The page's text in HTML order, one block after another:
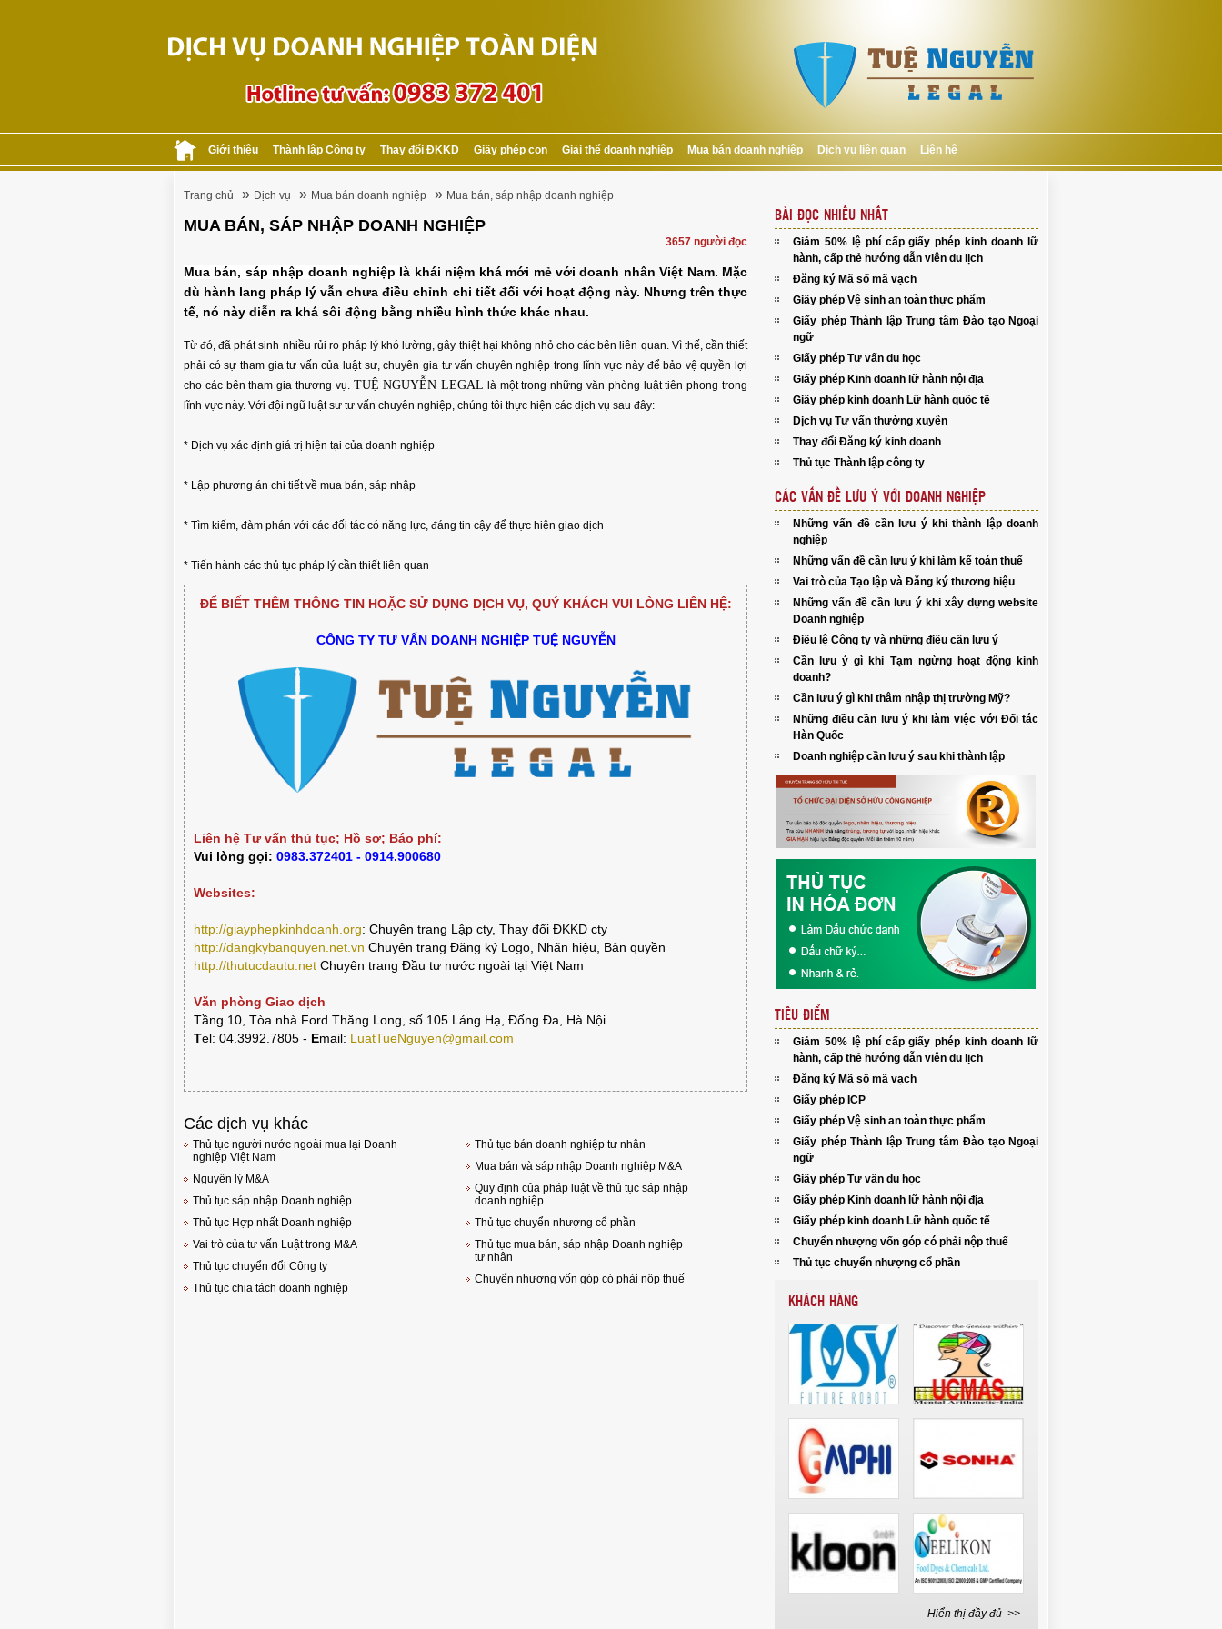
Giới thiệu Thành lập Công ty Thay đổi ĐKKD Giấy phép con Giải thể doanh nghiệp Mua bán doanh nghiệp Dịch vụ liên quan Liên hệ
Trang chủ » Dịch vụ » Mua bán doanh nghiệp » Mua bán, sáp nhập doanh nghiệp
MUA BÁN, SÁP NHẬP DOANH NGHIỆP
3657 người đọc
Mua bán, sáp nhập doanh nghiệp là khái niệm khá mới mẻ với doanh nhân Việt Nam. Mặc
dù hành lang pháp lý vẫn chưa điều chỉnh chi tiết đối với hoạt động này. Nhưng trên thực
tế, nó này diễn ra khá sôi động bằng nhiều hình thức khác nhau.
Từ đó, đã phát sinh nhiều rủi ro pháp lý khó lường, gây thiệt hại không nhỏ cho các bên liên quan. Vì thế, cần thiết
phải có sự tham gia tư vấn của luật sư, chuyên gia tư vấn chuyên nghiệp trong lĩnh vực này để bảo vệ quyền lợi
cho các bên tham gia thương vụ. TUỆ NGUYỄN LEGAL là một trong những văn phòng luật tiên phong trong
lĩnh vực này. Với đội ngũ luật sư tư vấn chuyên nghiệp, chúng tôi thực hiện các dịch vụ sau đây:
* Dịch vụ xác định giá trị hiện tại của doanh nghiệp
* Lập phương án chi tiết về mua bán, sáp nhập
* Tìm kiếm, đàm phán với các đối tác có năng lực, đáng tin cậy để thực hiện giao dịch
* Tiến hành các thủ tục pháp lý cần thiết liên quan
ĐỂ BIẾT THÊM THÔNG TIN HOẶC SỬ DỤNG DỊCH VỤ, QUÝ KHÁCH VUI LÒNG LIÊN HỆ:
CÔNG TY TƯ VẤN DOANH NGHIỆP TUỆ NGUYỄN
Liên hệ Tư vấn thủ tục; Hồ sơ; Báo phí:
Vui lòng gọi: 0983.372401 - 0914.900680
Websites:
http://giayphepkinhdoanh.org: Chuyên trang Lập cty, Thay đổi ĐKKD cty
http://dangkybanquyen.net.vn Chuyên trang Đăng ký Logo, Nhãn hiệu, Bản quyền
http://thutucdautu.net Chuyên trang Đầu tư nước ngoài tại Việt Nam
Văn phòng Giao dịch
Tầng 10, Tòa nhà Ford Thăng Long, số 105 Láng Hạ, Đống Đa, Hà Nội
Tel: 04.3992.7805 - Email: LuatTueNguyen@gmail.com
Các dịch vụ khác
Thủ tục người nước ngoài mua lại Doanh
nghiệp Việt Nam
Nguyên lý M&A
Thủ tục sáp nhập Doanh nghiệp
Thủ tục Hợp nhất Doanh nghiệp
Vai trò của tư vấn Luật trong M&A
Thủ tục chuyển đổi Công ty
Thủ tục chia tách doanh nghiệp
Thủ tục bán doanh nghiệp tư nhân
Mua bán và sáp nhập Doanh nghiệp M&A
Quy định của pháp luật về thủ tục sáp nhập
doanh nghiệp
Thủ tục chuyển nhượng cổ phần
Thủ tục mua bán, sáp nhập Doanh nghiệp
tư nhân
Chuyển nhượng vốn góp có phải nộp thuế
BÀI ĐỌC NHIỀU NHẤT
Giảm 50% lệ phí cấp giấy phép kinh doanh lữ
hành, cấp thẻ hướng dẫn viên du lịch
Đăng ký Mã số mã vạch
Giấy phép Vệ sinh an toàn thực phẩm
Giấy phép Thành lập Trung tâm Đào tạo Ngoại
ngữ
Giấy phép Tư vấn du học
Giấy phép Kinh doanh lữ hành nội địa
Giấy phép kinh doanh Lữ hành quốc tế
Dịch vụ Tư vấn thường xuyên
Thay đổi Đăng ký kinh doanh
Thủ tục Thành lập công ty
CÁC VẤN ĐỀ LƯU Ý VỚI DOANH NGHIỆP
Những vấn đề cần lưu ý khi thành lập doanh
nghiệp
Những vấn đề cần lưu ý khi làm kế toán thuế
Vai trò của Tạo lập và Đăng ký thương hiệu
Những vấn đề cần lưu ý khi xây dựng website
Doanh nghiệp
Điều lệ Công ty và những điều cần lưu ý
Cần lưu ý gì khi Tạm ngừng hoạt động kinh
doanh?
Cần lưu ý gì khi thâm nhập thị trường Mỹ?
Những điều cần lưu ý khi làm việc với Đối tác
Hàn Quốc
Doanh nghiệp cần lưu ý sau khi thành lập
TIÊU ĐIỂM
Giảm 50% lệ phí cấp giấy phép kinh doanh lữ
hành, cấp thẻ hướng dẫn viên du lịch
Đăng ký Mã số mã vạch
Giấy phép ICP
Giấy phép Vệ sinh an toàn thực phẩm
Giấy phép Thành lập Trung tâm Đào tạo Ngoại
ngữ
Giấy phép Tư vấn du học
Giấy phép Kinh doanh lữ hành nội địa
Giấy phép kinh doanh Lữ hành quốc tế
Chuyển nhượng vốn góp có phải nộp thuế
Thủ tục chuyển nhượng cổ phần
KHÁCH HÀNG
Hiển thị đầy đủ >>